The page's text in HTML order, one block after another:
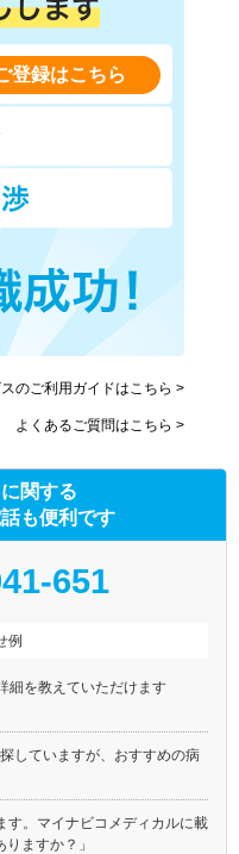
登録はこちら
のご利用ガイドはこちら >
よくあるご質問はこちら >
関する
も便利です
651
例
細を教えていただけます
していますが、おすすめの病
す。マイナビコメディカルに載
ますか？」